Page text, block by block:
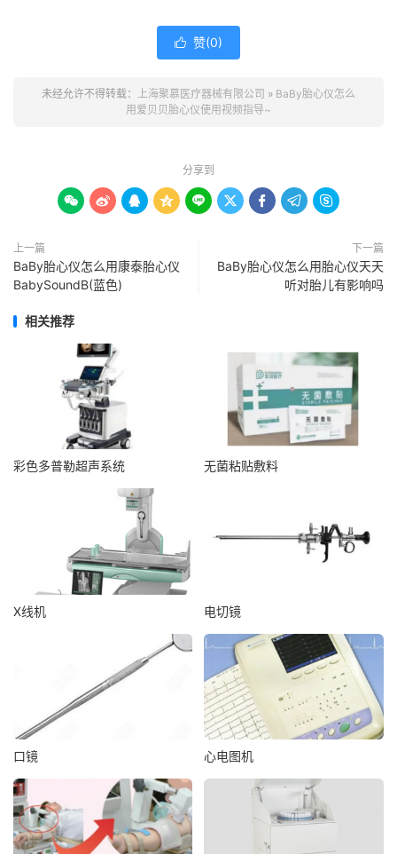
 赞(0)
未经允许不得转载： 上海聚慕医疗器械有限公司 » BaBy胎心仪怎么
用爱贝贝胎心仪使用视频指导~
分享到
        
上一篇
BaBy胎心仪怎么用康泰胎心仪
BabySoundB(蓝色)
下一篇
BaBy胎心仪怎么用胎心仪天天
听对胎儿有影响吗
相关推荐
彩色多普勒超声系统 无菌粘贴敷料
X线机 电切镜
口镜 心电图机